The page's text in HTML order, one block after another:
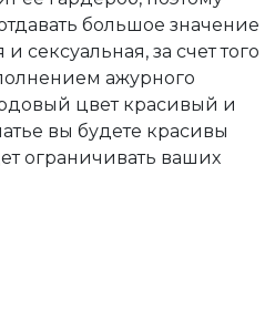
большое значение
за счет того
ажурного
цвет красивый и
вы будете красивы
ограничивать ваших